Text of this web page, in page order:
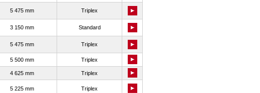
5 475 mm Triplex
3 150 mm Standard
5 475 mm Triplex
5 500 mm Triplex
4 625 mm Triplex
5 225 mm Triplex